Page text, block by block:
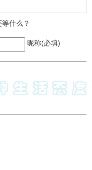
什么？
昵称(必填)